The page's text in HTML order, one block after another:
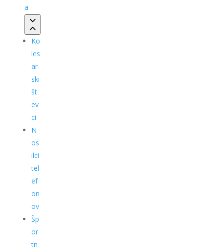
a
Ko
les
ar
ski
št
ev
ci
N
os
ilci
tel
ef
on
ov
Šp
or
tn